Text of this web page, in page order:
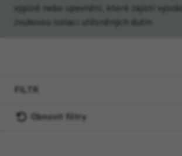
výplně nebo upevnění, které zajistí
zvukovou izolaci utěsněných dutin.
FILTR
Obnovit filtry